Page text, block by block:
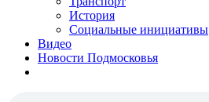
История
Социальные инициативы
Видео
Новости Подмосковья